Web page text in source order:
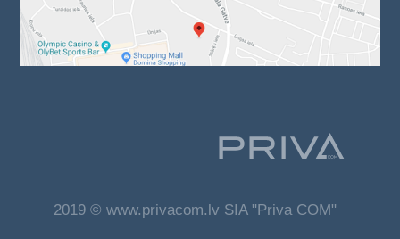
2019 © www.privacom.lv SIA "Priva COM"